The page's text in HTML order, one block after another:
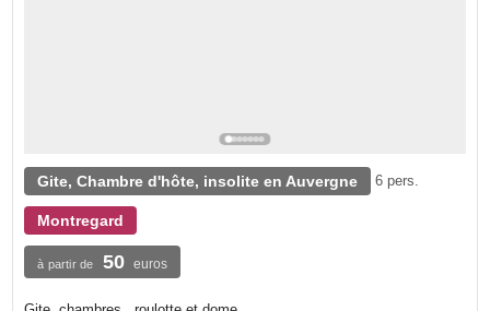
Gite, Chambre d'hôte, insolite en Auvergne 6 pers.
Montregard
à partir de 50 euros